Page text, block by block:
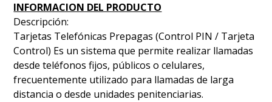
INFORMACION DEL PRODUCTO
Descripción:
Tarjetas Telefónicas Prepagas (Control PIN / Tarjeta
Control) Es un sistema que permite realizar llamadas
desde teléfonos fijos, públicos o celulares,
frecuentemente utilizado para llamadas de larga
distancia o desde unidades penitenciarias.